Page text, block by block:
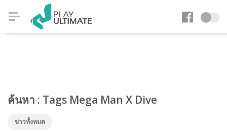
ค้นหา : Tags Mega Man X Dive
ข่าวทั้งหมด